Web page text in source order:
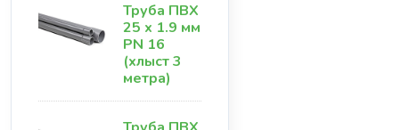
Труба ПВХ
25 х 1.9 мм
PN 16
(хлыст 3
метра)